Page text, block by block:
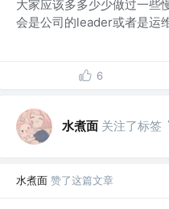
大家应该多多少少做过一些
会是公司的leader或者是运
6
水煮面 关注了标签
水煮面 赞了这篇文章